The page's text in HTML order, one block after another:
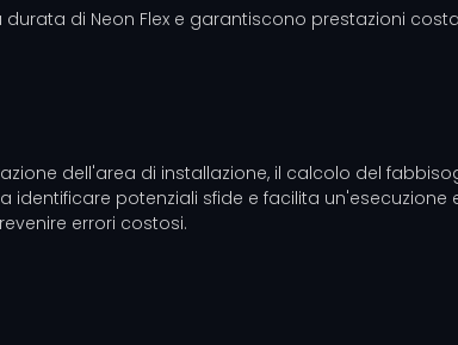
di Neon Flex e garantiscono prestazioni
dell'area di installazione, il calcolo del
potenziali sfide e facilita
errori costosi.